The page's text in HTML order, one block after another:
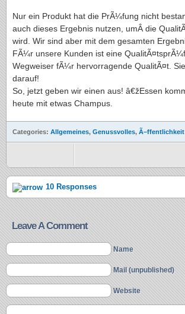
Nur ein Produkt hat die PrÃ¼fung nicht
auch dieses Ergebnis nutzen, umÂ die
wird. Wir sind aber mit dem gesamten
FÃ¼r unsere Kunden ist eine
Wegweiser fÃ¼r hervorragende QualitÃ¤t.
darauf!
So, jetzt geben wir einen aus! â€žEssen
heute mit etwas Champus.
Categories: Allgemeines, Genussvolles, Ã–ffentlichkeit
10 Responses
Leave A Comment
Name
Mail (unpublished)
Website